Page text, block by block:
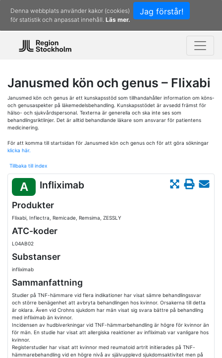
Jag förstår!
Denna webbplats använder kakor (cookies)
för statistik och anpassat innehåll. Läs mer.
Janusmed kön och genus – Flixabi
Janusmed kön och genus är ett kunskapsstöd som tillhandahåller information om köns-
och genusaspekter på läkemedelsbehandling. Kunskapsstödet är avsedd främst för
hälso- och sjukvårdspersonal. Texterna är generella och ska inte ses som
behandlingsriktlinjer. Det är alltid behandlande läkare som ansvarar för patientens
medicinering.
För att komma till startsidan för Janusmed kön och genus och för att göra sökningar
klicka här.
Tillbaka till index
A Infliximab
Produkter
Flixabi, Inflectra, Remicade, Remsima, ZESSLY
ATC-koder
L04AB02
Substanser
infliximab
Sammanfattning
Studier på TNF-hämmare vid flera indikationer har visat sämre behandlingssvar
och större benägenhet att avbryta behandlingen hos kvinnor. Orsakerna till detta
är oklara. Även vid Crohns sjukdom har män visat sig svara bättre på behandling
med infliximab än kvinnor.
Incidensen av hudbiverkningar vid TNF-hämmarbehandling är högre för kvinnor än
för män. En studie har visat att allergiska reaktioner av infliximab var vanligare hos
kvinnor.
Registerstudier har visat att kvinnor med reumatoid artrit initierades på TNF-
hämmarebehandling vid en högre nivå av självupplevd sjukdomsaktivitet men på